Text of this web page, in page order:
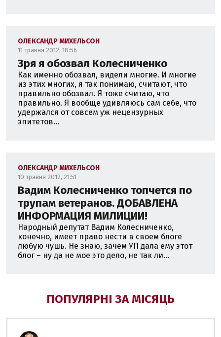
ОЛЕКСАНДР МИХЕЛЬСОН
11 травня 2012, 18:56
Зря я обозвал Колесниченко
Как именно обозвал, видели многие. И многие
из этих многих, я так понимаю, считают, что
правильно обозвал. Я тоже считаю, что
правильно. Я вообще удивляюсь сам себе, что
удержался от совсем уж нецензурных
эпитетов...
ОЛЕКСАНДР МИХЕЛЬСОН
10 травня 2012, 21:51
Вадим Колесниченко топчется по
трупам ветеранов. ДОБАВЛЕНА
ИНФОРМАЦИЯ МИЛИЦИИ!
Народный депутат Вадим Колесниченко,
конечно, имеет право нести в своем блоге
любую чушь. Не знаю, зачем УП дала ему этот
блог – ну да не мое это дело, не так ли...
ПОПУЛЯРНІ ЗА МІСЯЦЬ